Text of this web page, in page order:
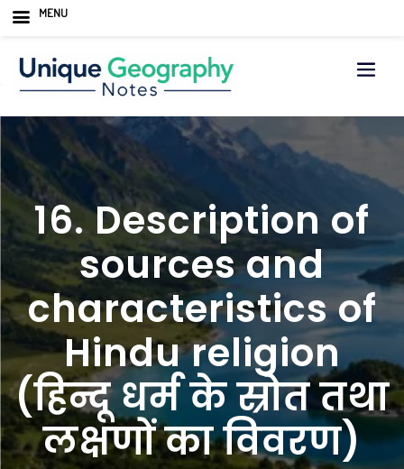
content
16. Description of
sources and
characteristics of
Hindu religion
(हिन्दू धर्म के स्रोत तथा
लक्षणों का विवरण)
MENU